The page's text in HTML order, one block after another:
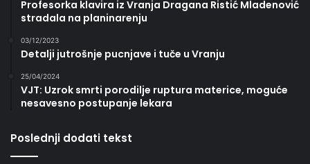
Profesorka klavira iz Vranja Dragana Ristić Mladenović
stradala na planinarenju
03/12/2023
Detalji jutrošnje pucnjave i tuče u Vranju
25/04/2024
VJT: Uzrok smrti porodilje ruptura materice, moguće
nesavesno postupanje lekara
Poslednji dodati tekst